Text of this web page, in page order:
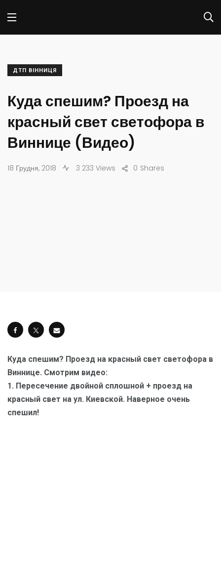
ДТП ВІННИЦЯ
Куда спешим? Проезд на
красный свет светофора в
Виннице (Видео)
18 Грудня, 2018 3 233 Views Shares
0
Куда спешим? Проезд на красный свет светофора в
Виннице. Смотрим видео:
1. Пересечение двойной сплошной + проезд на
красный свет на ул. Киевской. Наверное очень
спешил!